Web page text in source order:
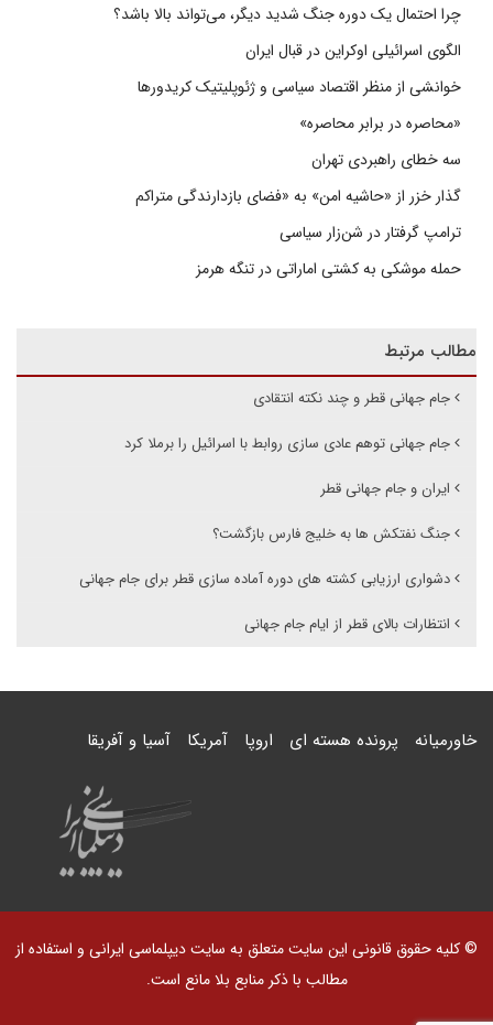
چرا احتمال یک دوره جنگ شدید دیگر، می‌تواند بالا باشد؟
الگوی اسرائیلی اوکراین در قبال ایران
خوانشی از منظر اقتصاد سیاسی و ژئوپلیتیک کریدورها
«محاصره در برابر محاصره»
سه خطای راهبردی تهران
گذار خزر از «حاشیه امن» به «فضای بازدارندگی متراکم
ترامپ گرفتار در شن‌زار سیاسی
حمله موشکی به کشتی اماراتی در تنگه هرمز
مطالب مرتبط
جام جهانی قطر و چند نکته انتقادی
جام جهانی توهم عادی سازی روابط با اسرائیل را برملا کرد
ایران و جام جهانی قطر
جنگ نفتکش ها به خلیج فارس بازگشت؟
دشواری ارزیابی کشته های دوره آماده سازی قطر برای جام جهانی
انتظارات بالای قطر از ایام جام جهانی
خاورمیانه پرونده هسته ای اروپا آمریکا آسیا و آفریقا
© کلیه حقوق قانونی این سایت متعلق به سایت دیپلماسی ایرانی و استفاده از
مطالب با ذکر منابع بلا مانع است.